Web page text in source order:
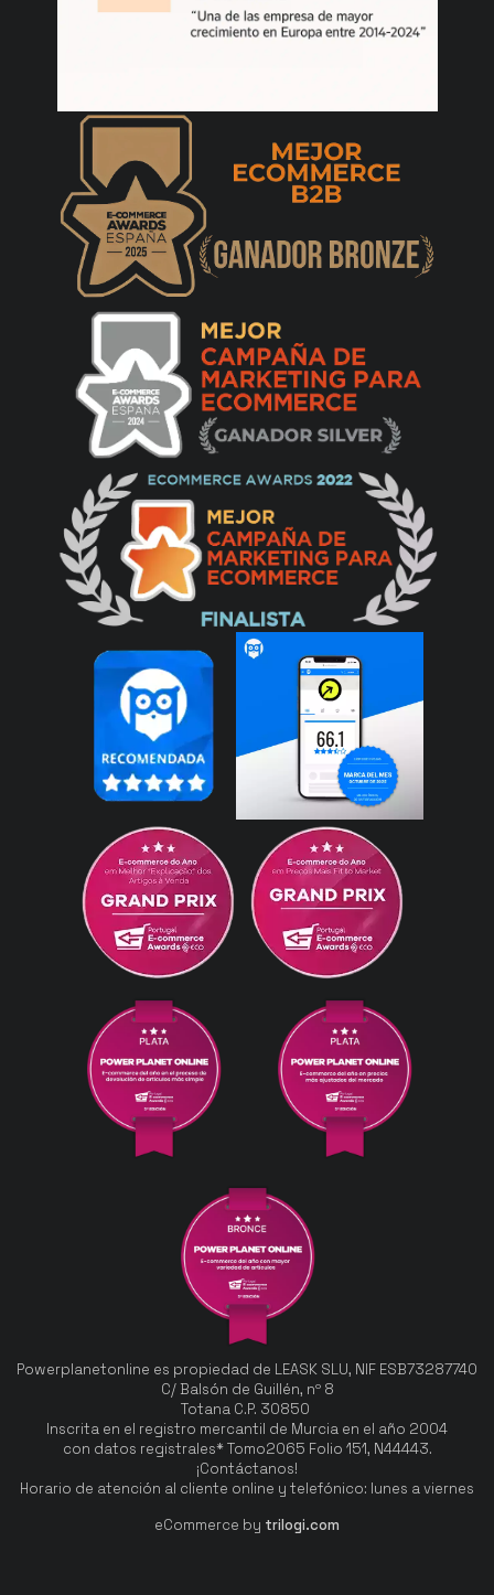
Powerplanetonline es propiedad de LEASK SLU, NIF ESB73287740
C/ Balsón de Guillén, nº 8
Totana C.P. 30850
Inscrita en el registro mercantil de Murcia en el año 2004
con datos registrales* Tomo2065 Folio 151, N44443.
¡Contáctanos!
Horario de atención al cliente online y telefónico: lunes a viernes
eCommerce by trilogi.com